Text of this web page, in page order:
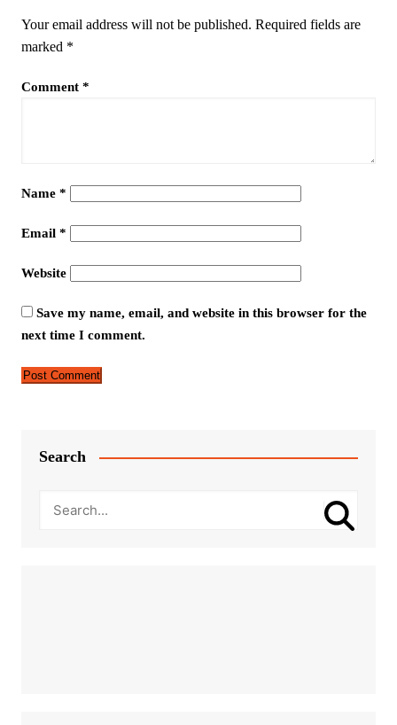
Your email address will not be published. Required fields are
marked *
Comment *
Name *
Email *
Website
Save my name, email, and website in this browser for the
next time I comment.
Search